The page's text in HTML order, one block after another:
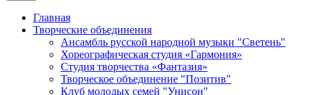
Главная
Творческие объединения
Ансамбль русской народной музыки "Светень"
Хореографическая студия «Гармония»
Студия творчества «Фантазия»
Творческое объединение "Позитив"
Клуб молодых семей "Унисон"